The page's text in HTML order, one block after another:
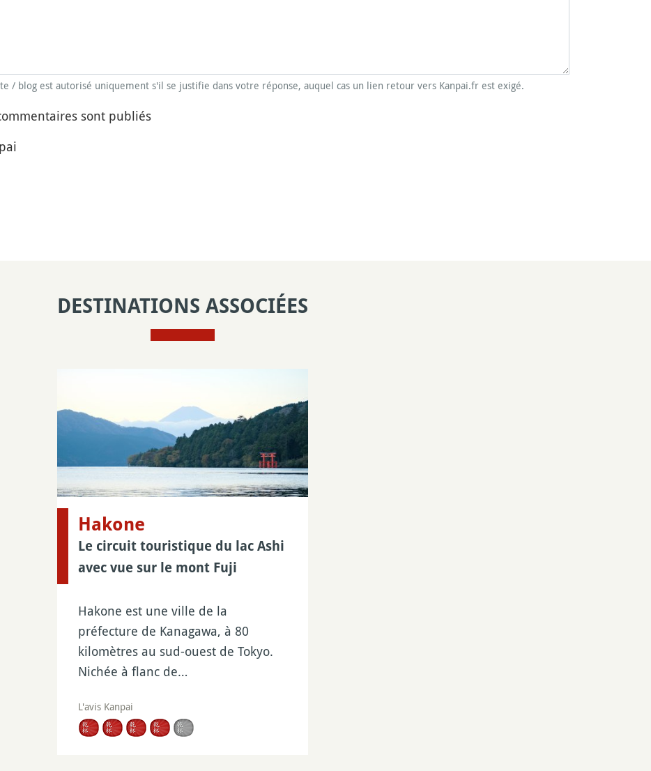
/ blog est autorisé uniquement s'il se justifie dans votre réponse, auquel cas un lien retour vers Kanpai.fr est exigé.
sont publiés
DESTINATIONS ASSOCIÉES
Hakone
Le circuit touristique du lac Ashi
avec vue sur le mont Fuji
Hakone est une ville de la
préfecture de Kanagawa, à 80
kilomètres au sud-ouest de Tokyo.
Nichée à flanc de…
L'avis Kanpai